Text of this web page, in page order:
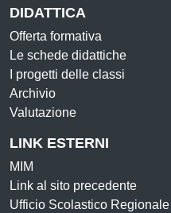
DIDATTICA
Offerta formativa
Le schede didattiche
I progetti delle classi
Archivio
Valutazione
LINK ESTERNI
MIM
Link al sito precedente
Ufficio Scolastico Regionale